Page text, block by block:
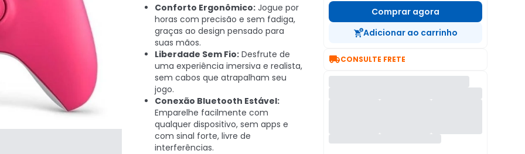
Conforto Ergonômico: Jogue por
horas com precisão e sem fadiga,
graças ao design pensado para
suas mãos.
Liberdade Sem Fio: Desfrute de
uma experiência imersiva e realista,
sem cabos que atrapalham seu
jogo.
Conexão Bluetooth Estável:
Emparelhe facilmente com
qualquer dispositivo, sem apps e
com sinal forte, livre de
interferências.
Comprar agora
Adicionar ao carrinho
CONSULTE FRETE